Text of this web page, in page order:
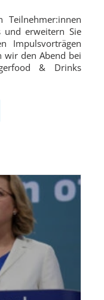
und erweitern Sie
Impulsvorträgen
wir den Abend bei
& Drinks